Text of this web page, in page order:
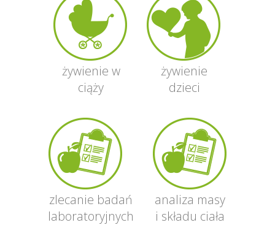
żywienie w
ciąży
żywienie
dzieci
zlecanie badań
laboratoryjnych
analiza masy
i składu ciała